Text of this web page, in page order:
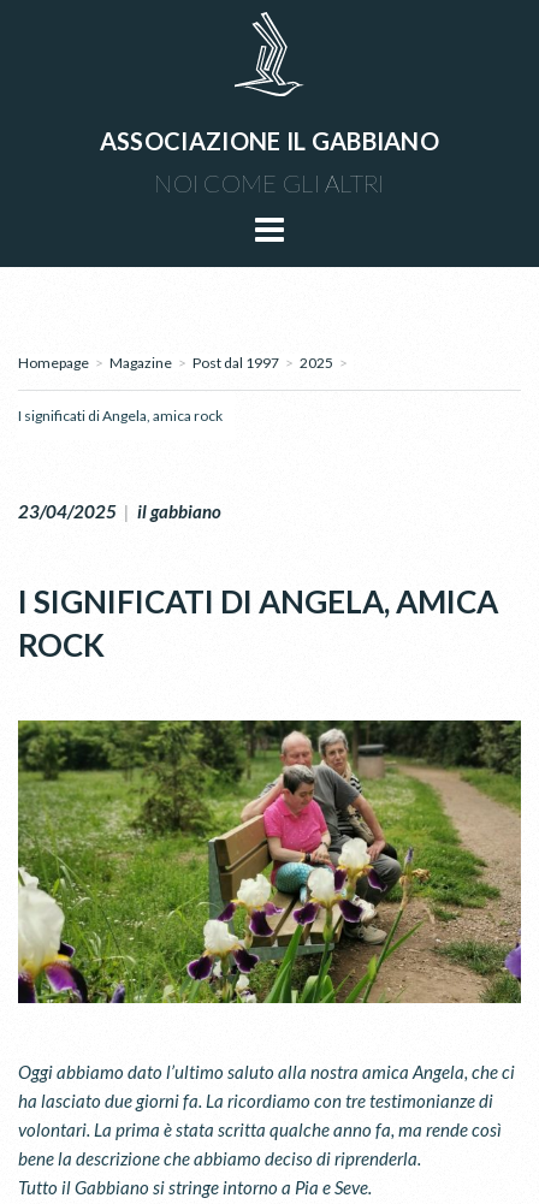
ASSOCIAZIONE IL GABBIANO
NOI COME GLI ALTRI
Homepage > Magazine > Post dal 1997 > 2025 >
I significati di Angela, amica rock
23/04/2025 | il gabbiano
I SIGNIFICATI DI ANGELA, AMICA
ROCK
Oggi abbiamo dato l’ultimo saluto alla nostra amica Angela, che ci
ha lasciato due giorni fa. La ricordiamo con tre testimonianze di
volontari. La prima è stata scritta qualche anno fa, ma rende così
bene la descrizione che abbiamo deciso di riprenderla.
Tutto il Gabbiano si stringe intorno a Pia e Seve.